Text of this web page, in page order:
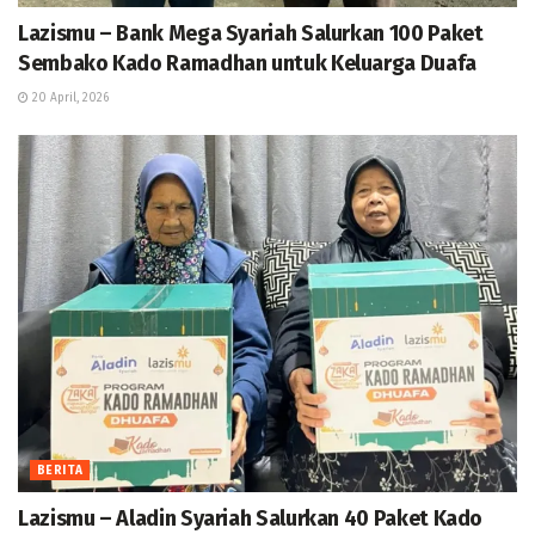
Lazismu – Bank Mega Syariah Salurkan 100 Paket
Sembako Kado Ramadhan untuk Keluarga Duafa
20 April, 2026
BERITA
Lazismu – Aladin Syariah Salurkan 40 Paket Kado